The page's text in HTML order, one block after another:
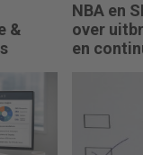
&
NBA en
over
en